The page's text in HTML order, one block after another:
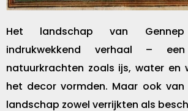
Het landschap van
indrukwekkend verhaal –
natuurkrachten zoals ijs, water en
het decor vormden. Maar ook
landschap zowel verrijkten als